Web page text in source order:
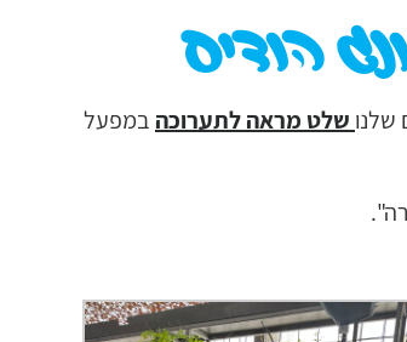
הודיס
שלנו שלט מראה לתערוכה במפעל